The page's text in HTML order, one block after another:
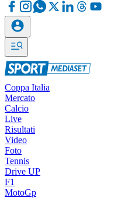
Coppa Italia
Mercato
Calcio
Live
Risultati
Video
Foto
Tennis
Drive UP
F1
MotoGp